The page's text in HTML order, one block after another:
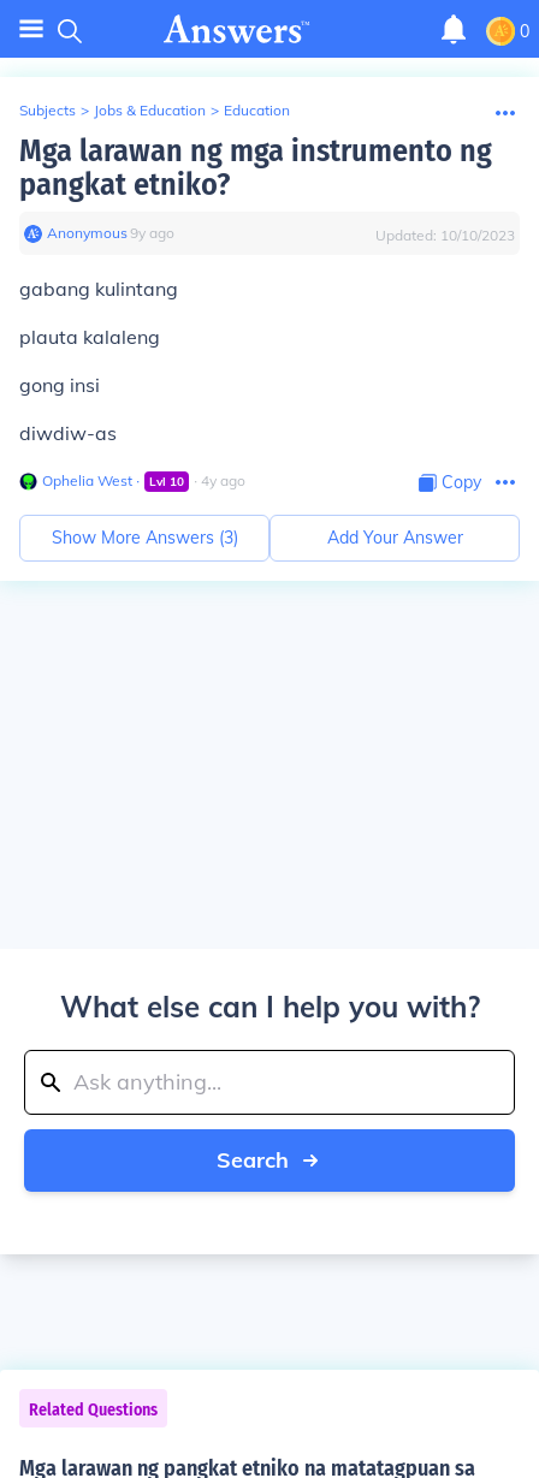
0
Subjects > Jobs & Education > Education
Mga larawan ng mga instrumento ng
pangkat etniko?
Anonymous∙9y ago Updated: 10/10/2023
gabang kulintang
plauta kalaleng
gong insi
diwdiw-as
Ophelia West ∙ Lvl 10 ∙ 4y ago Copy
Show More Answers (3) Add Your Answer
What else can I help you with?
Search
Related Questions
Mga larawan ng pangkat etniko na matatagpuan sa